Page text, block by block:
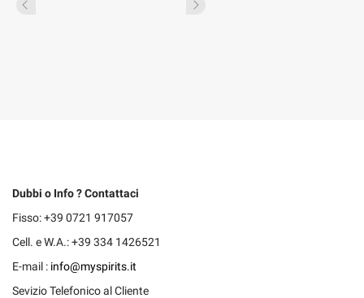
Dubbi o Info ? Contattaci
Fisso: +39 0721 917057
Cell. e W.A.: +39 334 1426521
E-mail : info@myspirits.it
Sevizio Telefonico al Cliente